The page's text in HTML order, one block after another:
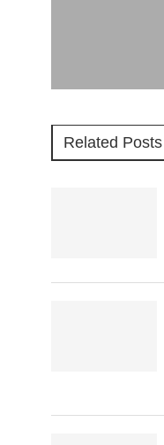
Related Posts